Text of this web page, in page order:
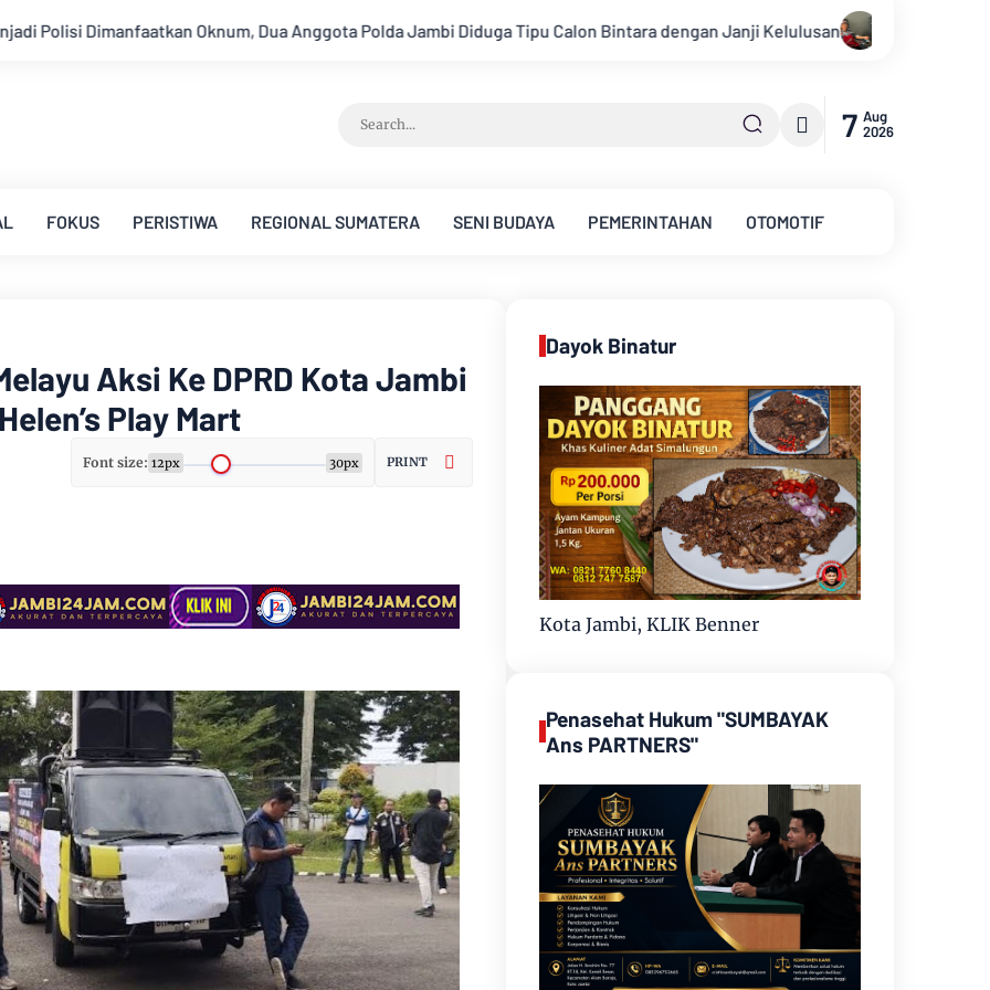
Polda Jambi Diduga Tipu Calon Bintara dengan Janji Kelulusan Konsisten Alirkan Kepedulian, Sinsen Gelar Donor
7 Aug
2026
FOKUS PERISTIWA REGIONAL SUMATERA SENI BUDAYA PEMERINTAHAN OTOMOTIF
Aksi Ke DPRD Kota Jambi
Play Mart
Font size: 12px 30px PRINT
Dayok Binatur
Kota Jambi, KLIK Benner
Penasehat Hukum "SUMBAYAK
Ans PARTNERS"